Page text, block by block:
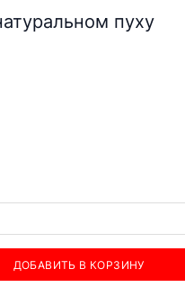
пуху
ДОБАВИТЬ В КОРЗИНУ